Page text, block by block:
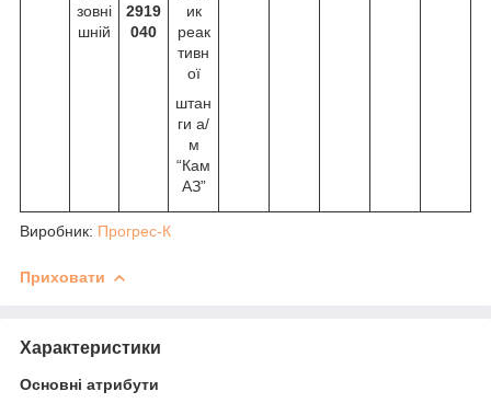
зовні
шній
2919
040
ик
реак
тивн
ої
штан
ги а/
м
“Кам
АЗ”
Виробник: Прогрес-К
Приховати
Характеристики
Основні атрибути